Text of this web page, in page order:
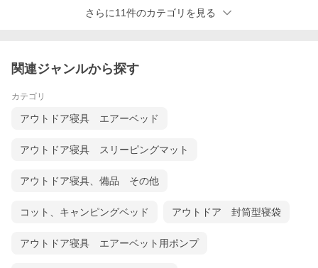
さらに11件のカテゴリを見る
関連ジャンルから探す
カテゴリ
アウトドア寝具 エアーベッド
アウトドア寝具 スリーピングマット
アウトドア寝具、備品 その他
コット、キャンピングベッド アウトドア 封筒型寝袋
アウトドア寝具 エアーベット用ポンプ